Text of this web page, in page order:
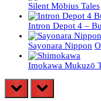
Silent Möbius Tales
Intron Depot 4 –
Sayonara Nippon
Imokawa Mukuzō
prev next